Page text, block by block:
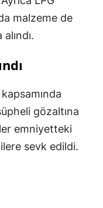
malzeme de
gözaltına
emniyetteki
sevk edildi.